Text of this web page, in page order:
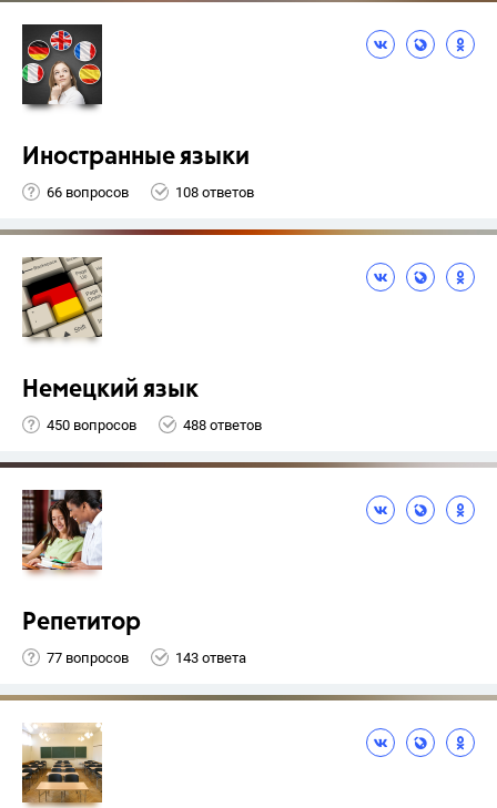
Иностранные языки
66 вопросов 108 ответов
Немецкий язык
450 вопросов 488 ответов
Репетитор
77 вопросов 143 ответа